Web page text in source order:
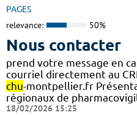
PAGES
relevance: 50%
Nous contacter
prend votre message en
courriel directement au
chu-montpellier.fr
régionaux de
18/02/2026 15:25